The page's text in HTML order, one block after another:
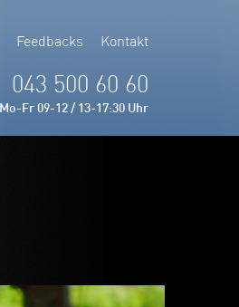
Feedbacks Kontakt
043 500 60 60
Mo-Fr 09-12 / 13-17:30 Uhr